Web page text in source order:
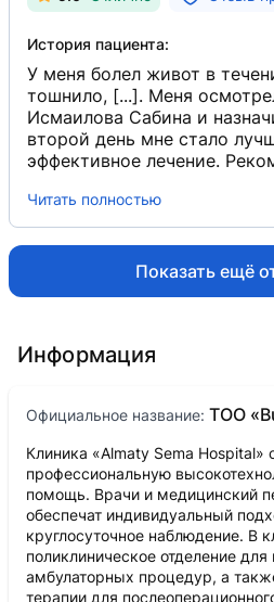
История пациента:
У меня болел живот в
тошнило, [...]. Меня
Исмаилова Сабина и
второй день мне стало
эффективное лечение.
Читать полностью
Показать ещё
Информация
Официальное название: ТОО
Клиника «Almaty Sema Hospital»
профессиональную
помощь. Врачи и медицинский
обеспечат индивидуальный
круглосуточное наблюдение. В
поликлиническое отделение для
амбулаторных процедур, а
терапии для